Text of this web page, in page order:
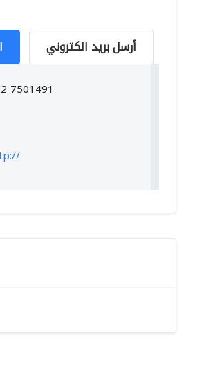
أرسل بريد الكتروني
7501491